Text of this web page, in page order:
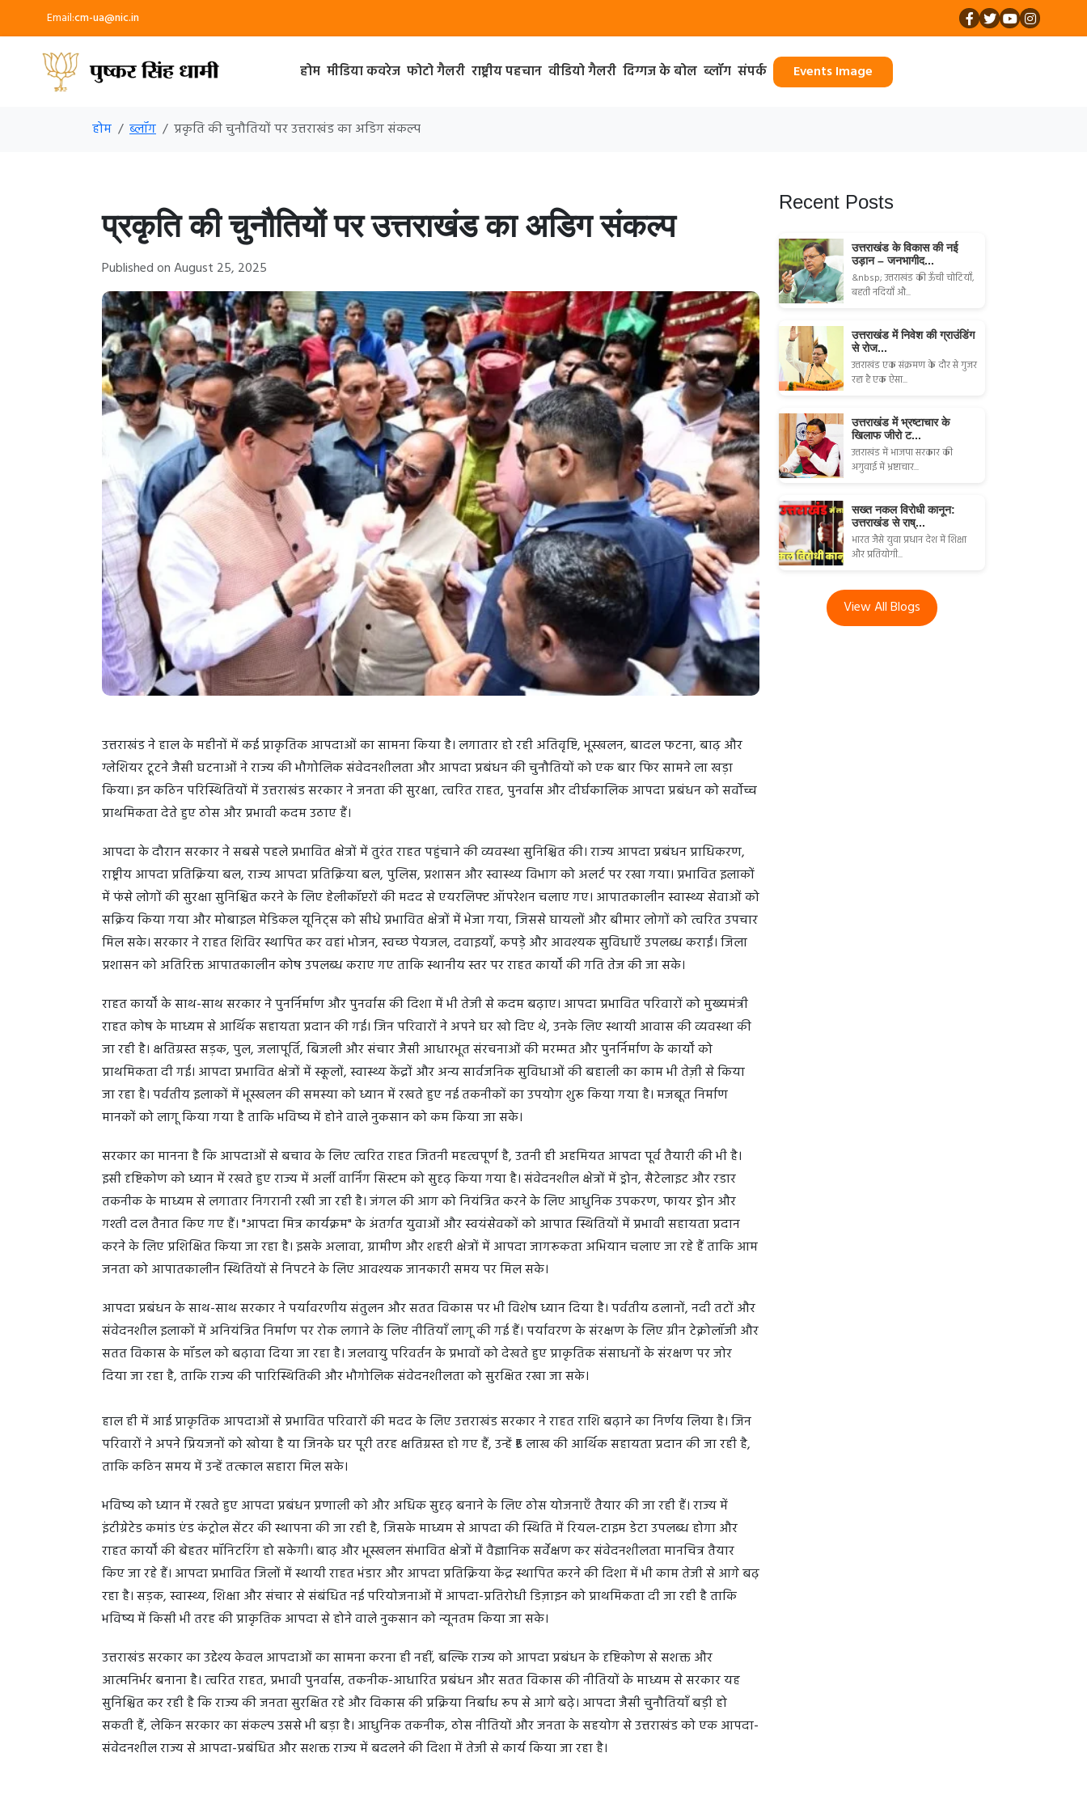
Email:cm-ua@nic.in
होम मीडिया कवरेज फोटो गैलरी राष्ट्रीय पहचान वीडियो गैलरी दिग्गज के बोल ब्लॉग संपर्क Events Image
होम ब्लॉग प्रकृति की चुनौतियों पर उत्तराखंड का अडिग संकल्प
प्रकृति की चुनौतियों पर उत्तराखंड का अडिग संकल्प
Published on August 25, 2025
उत्तराखंड ने हाल के महीनों में कई प्राकृतिक आपदाओं का सामना किया है। लगातार हो रही अतिवृष्टि, भूस्खलन, बादल फटना, बाढ़ और
ग्लेशियर टूटने जैसी घटनाओं ने राज्य की भौगोलिक संवेदनशीलता और आपदा प्रबंधन की चुनौतियों को एक बार फिर सामने ला खड़ा
किया। इन कठिन परिस्थितियों में उत्तराखंड सरकार ने जनता की सुरक्षा, त्वरित राहत, पुनर्वास और दीर्घकालिक आपदा प्रबंधन को सर्वोच्च
प्राथमिकता देते हुए ठोस और प्रभावी कदम उठाए हैं।
आपदा के दौरान सरकार ने सबसे पहले प्रभावित क्षेत्रों में तुरंत राहत पहुंचाने की व्यवस्था सुनिश्चित की। राज्य आपदा प्रबंधन प्राधिकरण,
राष्ट्रीय आपदा प्रतिक्रिया बल, राज्य आपदा प्रतिक्रिया बल, पुलिस, प्रशासन और स्वास्थ्य विभाग को अलर्ट पर रखा गया। प्रभावित इलाकों
में फंसे लोगों की सुरक्षा सुनिश्चित करने के लिए हेलीकॉप्टरों की मदद से एयरलिफ्ट ऑपरेशन चलाए गए। आपातकालीन स्वास्थ्य सेवाओं को
सक्रिय किया गया और मोबाइल मेडिकल यूनिट्स को सीधे प्रभावित क्षेत्रों में भेजा गया, जिससे घायलों और बीमार लोगों को त्वरित उपचार
मिल सके। सरकार ने राहत शिविर स्थापित कर वहां भोजन, स्वच्छ पेयजल, दवाइयाँ, कपड़े और आवश्यक सुविधाएँ उपलब्ध कराईं। जिला
प्रशासन को अतिरिक्त आपातकालीन कोष उपलब्ध कराए गए ताकि स्थानीय स्तर पर राहत कार्यों की गति तेज की जा सके।
राहत कार्यों के साथ-साथ सरकार ने पुनर्निर्माण और पुनर्वास की दिशा में भी तेजी से कदम बढ़ाए। आपदा प्रभावित परिवारों को मुख्यमंत्री
राहत कोष के माध्यम से आर्थिक सहायता प्रदान की गई। जिन परिवारों ने अपने घर खो दिए थे, उनके लिए स्थायी आवास की व्यवस्था की
जा रही है। क्षतिग्रस्त सड़क, पुल, जलापूर्ति, बिजली और संचार जैसी आधारभूत संरचनाओं की मरम्मत और पुनर्निर्माण के कार्यों को
प्राथमिकता दी गई। आपदा प्रभावित क्षेत्रों में स्कूलों, स्वास्थ्य केंद्रों और अन्य सार्वजनिक सुविधाओं की बहाली का काम भी तेज़ी से किया
जा रहा है। पर्वतीय इलाकों में भूस्खलन की समस्या को ध्यान में रखते हुए नई तकनीकों का उपयोग शुरू किया गया है। मजबूत निर्माण
मानकों को लागू किया गया है ताकि भविष्य में होने वाले नुकसान को कम किया जा सके।
सरकार का मानना है कि आपदाओं से बचाव के लिए त्वरित राहत जितनी महत्वपूर्ण है, उतनी ही अहमियत आपदा पूर्व तैयारी की भी है।
इसी दृष्टिकोण को ध्यान में रखते हुए राज्य में अर्ली वार्निंग सिस्टम को सुदृढ़ किया गया है। संवेदनशील क्षेत्रों में ड्रोन, सैटेलाइट और रडार
तकनीक के माध्यम से लगातार निगरानी रखी जा रही है। जंगल की आग को नियंत्रित करने के लिए आधुनिक उपकरण, फायर ड्रोन और
गश्ती दल तैनात किए गए हैं। "आपदा मित्र कार्यक्रम" के अंतर्गत युवाओं और स्वयंसेवकों को आपात स्थितियों में प्रभावी सहायता प्रदान
करने के लिए प्रशिक्षित किया जा रहा है। इसके अलावा, ग्रामीण और शहरी क्षेत्रों में आपदा जागरूकता अभियान चलाए जा रहे हैं ताकि आम
जनता को आपातकालीन स्थितियों से निपटने के लिए आवश्यक जानकारी समय पर मिल सके।
आपदा प्रबंधन के साथ-साथ सरकार ने पर्यावरणीय संतुलन और सतत विकास पर भी विशेष ध्यान दिया है। पर्वतीय ढलानों, नदी तटों और
संवेदनशील इलाकों में अनियंत्रित निर्माण पर रोक लगाने के लिए नीतियाँ लागू की गई हैं। पर्यावरण के संरक्षण के लिए ग्रीन टेक्नोलॉजी और
सतत विकास के मॉडल को बढ़ावा दिया जा रहा है। जलवायु परिवर्तन के प्रभावों को देखते हुए प्राकृतिक संसाधनों के संरक्षण पर जोर
दिया जा रहा है, ताकि राज्य की पारिस्थितिकी और भौगोलिक संवेदनशीलता को सुरक्षित रखा जा सके।
हाल ही में आई प्राकृतिक आपदाओं से प्रभावित परिवारों की मदद के लिए उत्तराखंड सरकार ने राहत राशि बढ़ाने का निर्णय लिया है। जिन
परिवारों ने अपने प्रियजनों को खोया है या जिनके घर पूरी तरह क्षतिग्रस्त हो गए हैं, उन्हें ₹5 लाख की आर्थिक सहायता प्रदान की जा रही है,
ताकि कठिन समय में उन्हें तत्काल सहारा मिल सके।
भविष्य को ध्यान में रखते हुए आपदा प्रबंधन प्रणाली को और अधिक सुदृढ़ बनाने के लिए ठोस योजनाएँ तैयार की जा रही हैं। राज्य में
इंटीग्रेटेड कमांड एंड कंट्रोल सेंटर की स्थापना की जा रही है, जिसके माध्यम से आपदा की स्थिति में रियल-टाइम डेटा उपलब्ध होगा और
राहत कार्यों की बेहतर मॉनिटरिंग हो सकेगी। बाढ़ और भूस्खलन संभावित क्षेत्रों में वैज्ञानिक सर्वेक्षण कर संवेदनशीलता मानचित्र तैयार
किए जा रहे हैं। आपदा प्रभावित जिलों में स्थायी राहत भंडार और आपदा प्रतिक्रिया केंद्र स्थापित करने की दिशा में भी काम तेजी से आगे बढ़
रहा है। सड़क, स्वास्थ्य, शिक्षा और संचार से संबंधित नई परियोजनाओं में आपदा-प्रतिरोधी डिज़ाइन को प्राथमिकता दी जा रही है ताकि
भविष्य में किसी भी तरह की प्राकृतिक आपदा से होने वाले नुकसान को न्यूनतम किया जा सके।
उत्तराखंड सरकार का उद्देश्य केवल आपदाओं का सामना करना ही नहीं, बल्कि राज्य को आपदा प्रबंधन के दृष्टिकोण से सशक्त और
आत्मनिर्भर बनाना है। त्वरित राहत, प्रभावी पुनर्वास, तकनीक-आधारित प्रबंधन और सतत विकास की नीतियों के माध्यम से सरकार यह
सुनिश्चित कर रही है कि राज्य की जनता सुरक्षित रहे और विकास की प्रक्रिया निर्बाध रूप से आगे बढ़े। आपदा जैसी चुनौतियाँ बड़ी हो
सकती हैं, लेकिन सरकार का संकल्प उससे भी बड़ा है। आधुनिक तकनीक, ठोस नीतियों और जनता के सहयोग से उत्तराखंड को एक आपदा-
संवेदनशील राज्य से आपदा-प्रबंधित और सशक्त राज्य में बदलने की दिशा में तेजी से कार्य किया जा रहा है।
Recent Posts
उत्तराखंड के विकास की नई
उड़ान – जनभागीद...
&nbsp; उत्तराखंड की ऊँची चोटियाँ,
बहती नदियाँ औ...
उत्तराखंड में निवेश की ग्राउंडिंग
से रोज...
उत्तराखंड एक संक्रमण के दौर से गुजर
रहा है एक ऐसा...
उत्तराखंड में भ्रष्टाचार के
खिलाफ जीरो ट...
उत्तराखंड में भाजपा सरकार की
अगुवाई में भ्रष्टाचार...
सख्त नकल विरोधी कानून:
उत्तराखंड से राष्...
भारत जैसे युवा प्रधान देश में शिक्षा
और प्रतियोगी...
View All Blogs